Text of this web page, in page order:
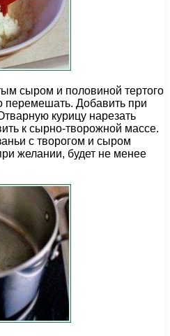
сыром и половиной тертого
перемешать. Добавить при
курицу нарезать
к сырно-творожной массе.
с творогом и сыром
желании, будет не менее